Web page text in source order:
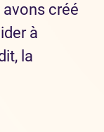
créé
à
la